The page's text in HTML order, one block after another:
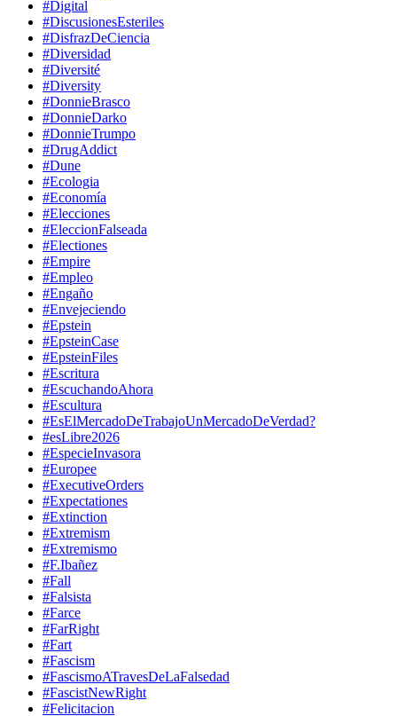
#Digital
#DiscusionesEsteriles
#DisfrazDeCiencia
#Diversidad
#Diversité
#Diversity
#DonnieBrasco
#DonnieDarko
#DonnieTrumpo
#DrugAddict
#Dune
#Ecologia
#Economía
#Elecciones
#EleccionFalseada
#Electiones
#Empire
#Empleo
#Engaño
#Envejeciendo
#Epstein
#EpsteinCase
#EpsteinFiles
#Escritura
#EscuchandoAhora
#Escultura
#EsElMercadoDeTrabajoUnMercadoDeVerdad?
#esLibre2026
#EspecieInvasora
#Europee
#ExecutiveOrders
#Expectationes
#Extinction
#Extremism
#Extremismo
#F.Ibañez
#Fall
#Falsista
#Farce
#FarRight
#Fart
#Fascism
#FascismoATravesDeLaFalsedad
#FascistNewRight
#Felicitacion